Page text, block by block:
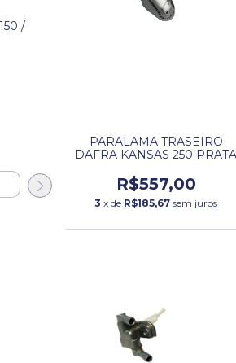
/
PARALAMA TRASEIRO
DAFRA KANSAS 250 PRATA
R$557,00
3 x de R$185,67 sem juros